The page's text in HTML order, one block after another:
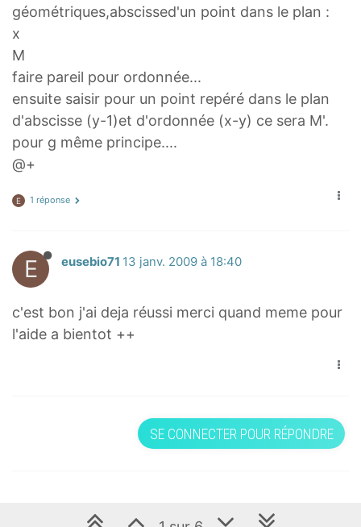
géométriques,abscissed'un point dans le plan :
x
M
faire pareil pour ordonnée...
ensuite saisir pour un point repéré dans le plan
d'abscisse (y-1)et d'ordonnée (x-y) ce sera M'.
pour g même principe....
@+
E 1 réponse
E eusebio71 13 janv. 2009 à 18:40
c'est bon j'ai deja réussi merci quand meme pour
l'aide a bientot ++
SE CONNECTER POUR RÉPONDRE